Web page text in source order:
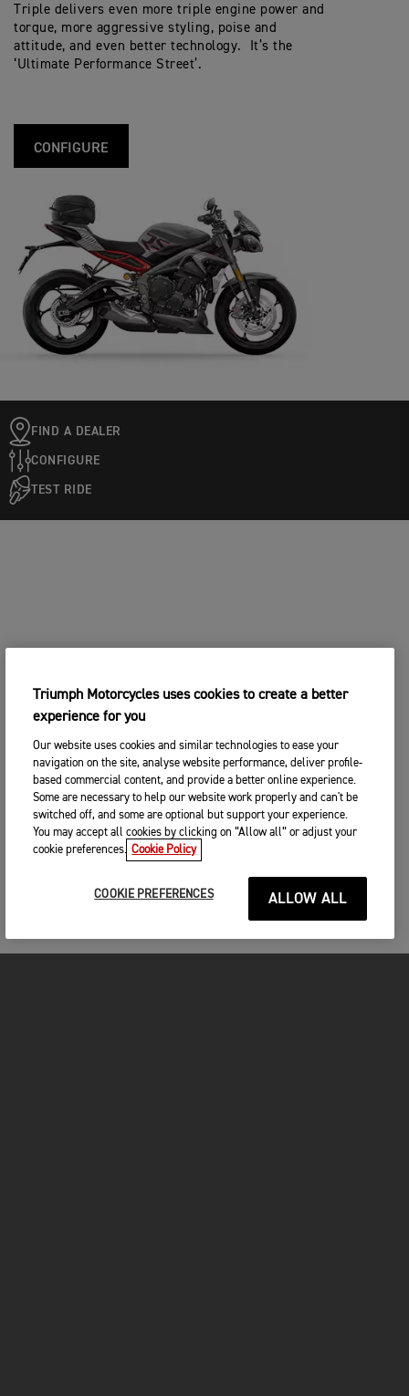
Triple delivers even more triple engine power and
torque, more aggressive styling, poise and
attitude, and even better technology. It’s the
‘Ultimate Performance Street’.
CONFIGURE
FIND A DEALER
CONFIGURE
TEST RIDE
Triumph Motorcycles uses cookies to create a better
experience for you
Our website uses cookies and similar technologies to ease your
navigation on the site, analyse website performance, deliver profile-
based commercial content, and provide a better online experience.
Some are necessary to help our website work properly and can't be
switched off, and some are optional but support your experience.
You may accept all cookies by clicking on “Allow all” or adjust your
cookie preferences. Cookie Policy
COOKIE PREFERENCES ALLOW ALL